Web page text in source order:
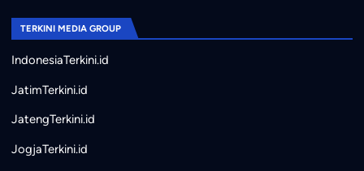
TERKINI MEDIA GROUP
IndonesiaTerkini.id
JatimTerkini.id
JatengTerkini.id
JogjaTerkini.id